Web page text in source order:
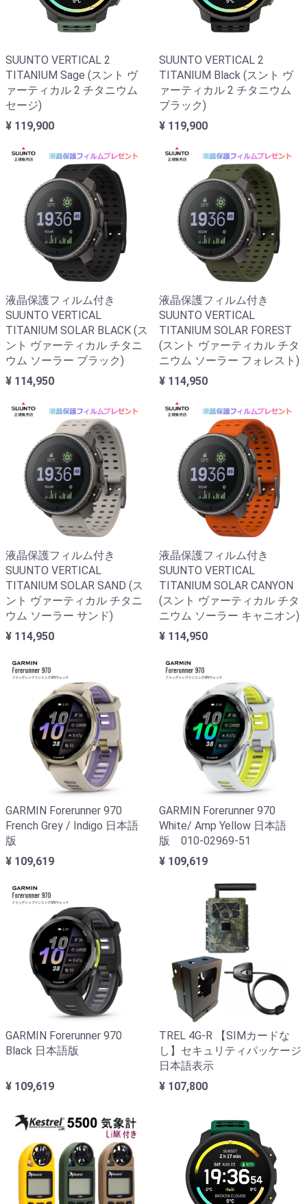
SUUNTO VERTICAL 2
TITANIUM Sage (スント ヴ
ァーティカル 2 チタニウム
セージ)
¥ 119,900
SUUNTO VERTICAL 2
TITANIUM Black (スント ヴ
ァーティカル 2 チタニウム
ブラック)
¥ 119,900
液晶保護フィルム付き
SUUNTO VERTICAL
TITANIUM SOLAR BLACK (ス
ント ヴァーティカル チタニ
ウム ソーラー ブラック)
¥ 114,950
液晶保護フィルム付き
SUUNTO VERTICAL
TITANIUM SOLAR FOREST
(スント ヴァーティカル チタ
ニウム ソーラー フォレスト)
¥ 114,950
液晶保護フィルム付き
SUUNTO VERTICAL
TITANIUM SOLAR SAND (ス
ント ヴァーティカル チタニ
ウム ソーラー サンド)
¥ 114,950
液晶保護フィルム付き
SUUNTO VERTICAL
TITANIUM SOLAR CANYON
(スント ヴァーティカル チタ
ニウム ソーラー キャニオン)
¥ 114,950
GARMIN Forerunner 970
French Grey / Indigo 日本語
版
¥ 109,619
GARMIN Forerunner 970
White/ Amp Yellow 日本語
版 010-02969-51
¥ 109,619
GARMIN Forerunner 970
Black 日本語版
¥ 109,619
TREL 4G-R 【SIMカードな
し】セキュリティパッケージ
日本語表示
¥ 107,800